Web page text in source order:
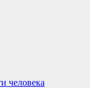
человека